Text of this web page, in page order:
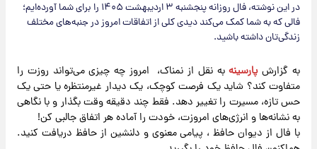
در این نوشته، فال روزانه پنجشنبه ۳ اردیبهشت ۱۴۰۵ را برای شما آورده‌ایم؛
فالی که به شما کمک می‌کند دیدی کلی از اتفاقات امروز در جنبه‌های مختلف
زندگی‌تان داشته باشید.
به گزارش پارسینهبه نقل از نمناک، امروز چه چیزی می‌تواند روزت را
متفاوت کند؟ شاید یک فرصت کوچک، یک دیدار غیرمنتظره یا حتی یک
حس تازه، مسیرت را تغییر دهد. فقط چند دقیقه وقت بگذار و با نگاهی
به نشانه‌ها و انرژی‌های امروزت، خودت را آماده هر اتفاق جالبی کن!
با فال از دیوان حافظ ، پیامی معنوی و دلنشین از حافظ دریافت کنید.